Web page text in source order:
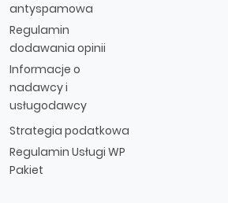
antyspamowa
Regulamin
dodawania opinii
Informacje o
nadawcy i
usługodawcy
Strategia podatkowa
Regulamin Usługi WP
Pakiet